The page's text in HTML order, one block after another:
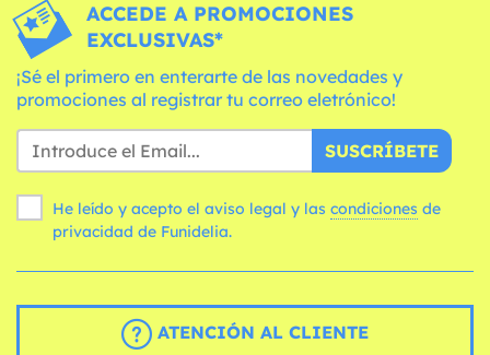
ACCEDE A PROMOCIONES
EXCLUSIVAS*
¡Sé el primero en enterarte de las novedades y
promociones al registrar tu correo eletrónico!
SUSCRÍBETE
He leído y acepto el aviso legal y las condiciones
privacidad de Funidelia.
ATENCIÓN AL CLIENTE